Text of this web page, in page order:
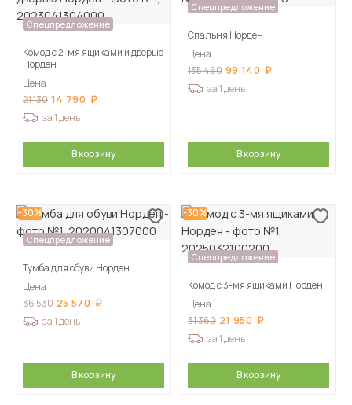
Спецпредложение
Комод с 2-мя ящиками и дверью
Норден
Цена
21 130 14 790
за 1 день
В корзину
Спецпредложение
Спальня Норден
Цена
135 460 99 140
за 1 день
В корзину
-30%
Спецпредложение
Тумба для обуви Норден
Цена
36 530 25 570
за 1 день
В корзину
-30%
Спецпредложение
Комод с 3-мя ящиками Норден
Цена
31 360 21 950
за 1 день
В корзину